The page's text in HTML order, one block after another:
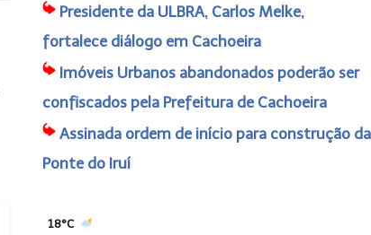
Presidente da ULBRA, Carlos Melke,
fortalece diálogo em Cachoeira
Imóveis Urbanos abandonados poderão ser
confiscados pela Prefeitura de Cachoeira
Assinada ordem de início para construção da
Ponte do Iruí
18°C